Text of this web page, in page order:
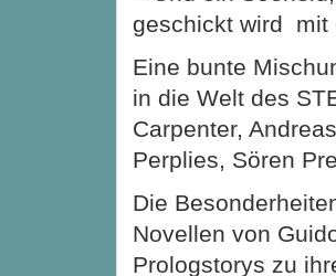
geschickt wird
Eine bunte
in die Welt des
Carpenter,
Perplies, Sören
Die
Novellen von
Prologstorys zu